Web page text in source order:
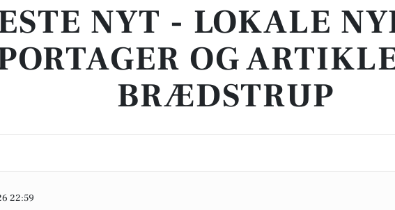
NYT - LOKALE
OG
BRÆDSTRUP
22:59